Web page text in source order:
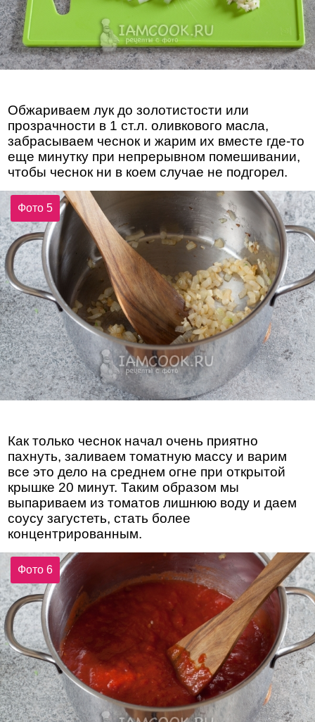
Обжариваем лук до золотистости или
прозрачности в 1 ст.л. оливкового масла,
забрасываем чеснок и жарим их вместе где-то
еще минутку при непрерывном помешивании,
чтобы чеснок ни в коем случае не подгорел.
Фото 5
Как только чеснок начал очень приятно
пахнуть, заливаем томатную массу и варим
все это дело на среднем огне при открытой
крышке 20 минут. Таким образом мы
выпариваем из томатов лишнюю воду и даем
соусу загустеть, стать более
концентрированным.
Фото 6